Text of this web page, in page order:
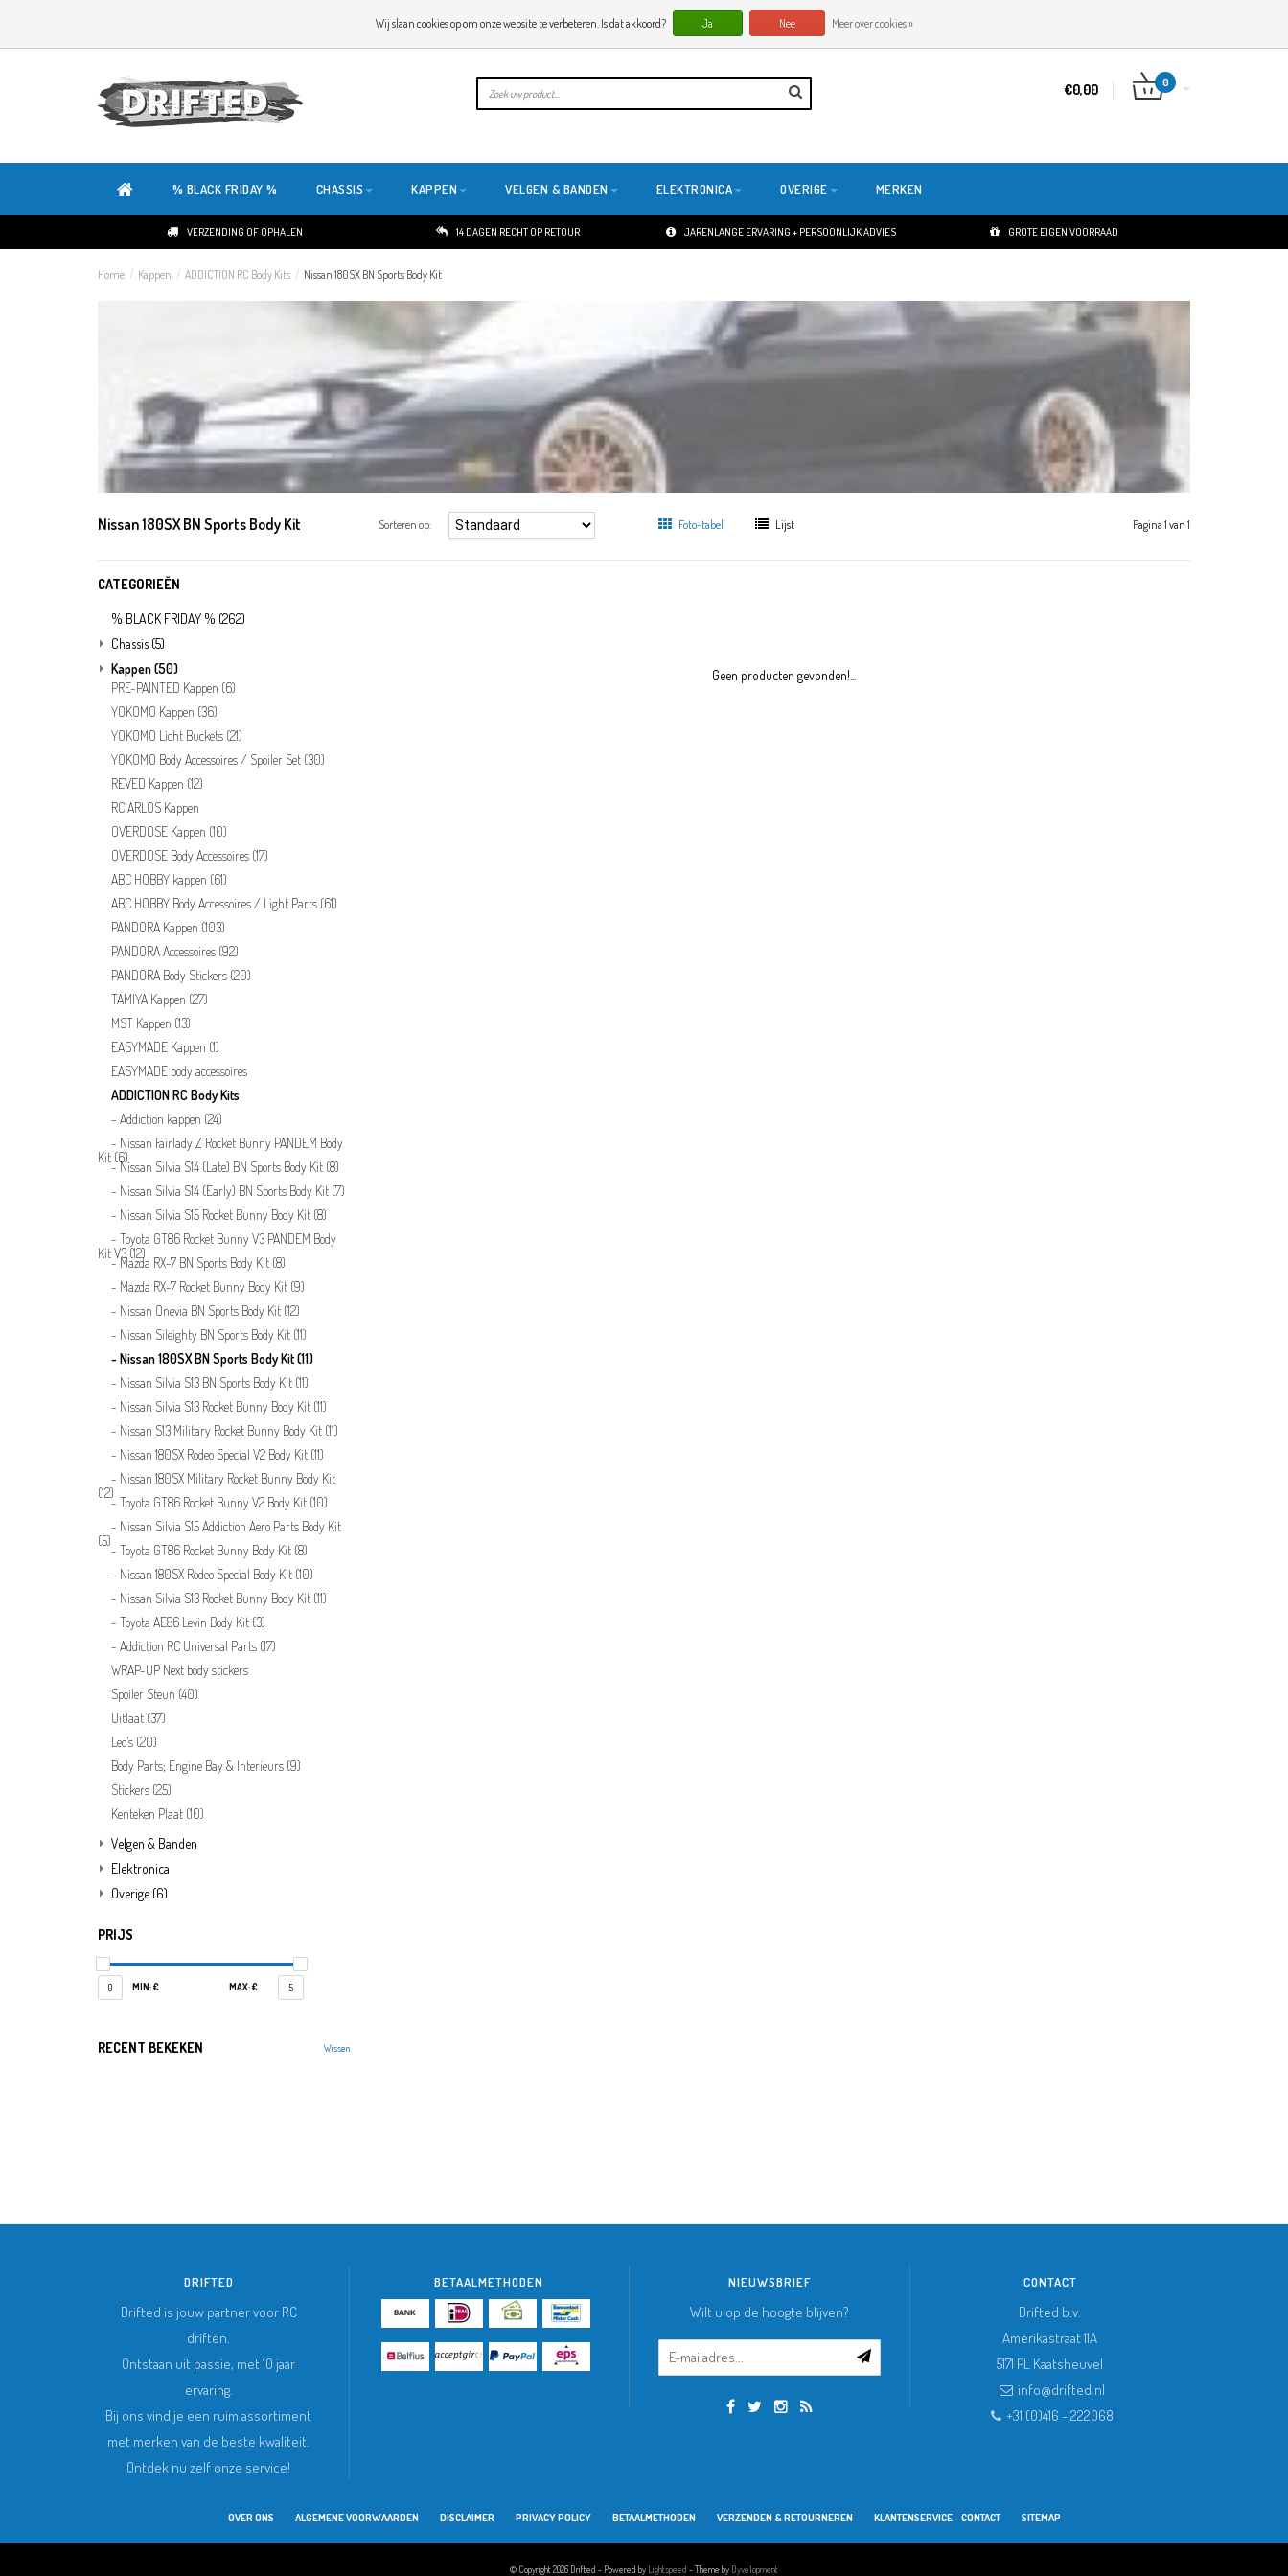
ONZE SITE IS HELEMAAL NIEUW. HEB JE TIPS OF FEEDBACK, KLIK HIER
€0,00 0
% BLACK FRIDAY % CHASSIS KAPPEN VELGEN & BANDEN ELEKTRONICA OVERIGE MERKEN
VERZENDING OF OPHALEN 14 DAGEN RECHT OP RETOUR JARENLANGE ERVARING + PERSOONLIJK ADVIES GROTE EIGEN VOORRAAD
Home / Kappen / ADDICTION RC Body Kits / Nissan 180SX BN Sports Body Kit
Nissan 180SX BN Sports Body Kit Sorteren op: Foto-tabel Lijst Pagina 1 van 1
CATEGORIEËN
% BLACK FRIDAY % (262)
Chassis (5)
Kappen(50)
PRE-PAINTED Kappen (6)
YOKOMO Kappen (36)
YOKOMO Licht Buckets (21)
YOKOMO Body Accessoires / Spoiler Set (30)
REVED Kappen (12)
RC ARLOS Kappen
OVERDOSE Kappen (10)
OVERDOSE Body Accessoires (17)
ABC HOBBY kappen (61)
ABC HOBBY Body Accessoires / Light Parts (61)
PANDORA Kappen (103)
PANDORA Accessoires (92)
PANDORA Body Stickers (20)
TAMIYA Kappen (27)
MST Kappen (13)
EASYMADE Kappen (1)
EASYMADE body accessoires
ADDICTION RC Body Kits
Addiction kappen (24)
Nissan Fairlady Z Rocket Bunny PANDEM Body
Kit (6)
Nissan Silvia S14 (Late) BN Sports Body Kit (8)
Nissan Silvia S14 (Early) BN Sports Body Kit (7)
Nissan Silvia S15 Rocket Bunny Body Kit (8)
Toyota GT86 Rocket Bunny V3 PANDEM Body
Kit V3 (12)
Mazda RX-7 BN Sports Body Kit (8)
Mazda RX-7 Rocket Bunny Body Kit (9)
Nissan Onevia BN Sports Body Kit (12)
Nissan Sileighty BN Sports Body Kit (11)
Nissan 180SX BN Sports Body Kit(11)
Nissan Silvia S13 BN Sports Body Kit (11)
Nissan Silvia S13 Rocket Bunny Body Kit (11)
Nissan S13 Military Rocket Bunny Body Kit (11)
Nissan 180SX Rodeo Special V2 Body Kit (11)
Nissan 180SX Military Rocket Bunny Body Kit
(12)
Toyota GT86 Rocket Bunny V2 Body Kit (10)
Nissan Silvia S15 Addiction Aero Parts Body Kit
(5)
Toyota GT86 Rocket Bunny Body Kit (8)
Nissan 180SX Rodeo Special Body Kit (10)
Nissan Silvia S13 Rocket Bunny Body Kit (11)
Toyota AE86 Levin Body Kit (3)
Addiction RC Universal Parts (17)
WRAP-UP Next body stickers
Spoiler Steun (40)
Uitlaat (37)
Led's (20)
Body Parts; Engine Bay & Interieurs (9)
Stickers (25)
Kenteken Plaat (10)
Velgen & Banden
Elektronica
Overige (6)
PRIJS
0 MIN: € MAX: € 5
RECENT BEKEKEN Wissen
Geen producten gevonden!...
DRIFTED
Drifted is jouw partner voor RC
driften.
Ontstaan uit passie, met 10 jaar
ervaring.
Bij ons vind je een ruim assortiment
met merken van de beste kwaliteit.
Ontdek nu zelf onze service!
BETAALMETHODEN NIEUWSBRIEF
Wilt u op de hoogte blijven?
CONTACT
Drifted b.v.
Amerikastraat 11A
5171 PL Kaatsheuvel
info@drifted.nl
+31 (0)416 - 222068
OVER ONS ALGEMENE VOORWAARDEN DISCLAIMER PRIVACY POLICY BETAALMETHODEN VERZENDEN & RETOURNEREN KLANTENSERVICE - CONTACT SITEMAP
© Copyright 2026 Drifted - Powered by Lightspeed - Theme by Dyvelopment
Wij slaan cookies op om onze website te verbeteren. Is dat akkoord? Ja Nee Meer over cookies »